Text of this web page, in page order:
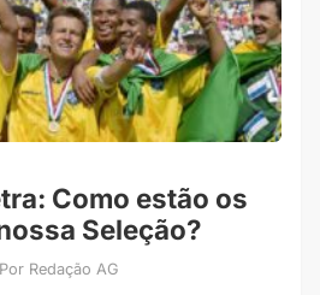
Como estão os
Seleção?
Por Redação AG